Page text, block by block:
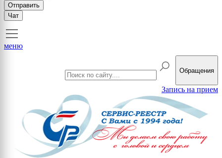
Отправить
Чат
меню
Обращения
Запись на прием